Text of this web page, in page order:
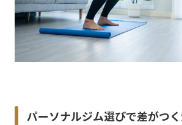
パーソナルジム選びで差がつ